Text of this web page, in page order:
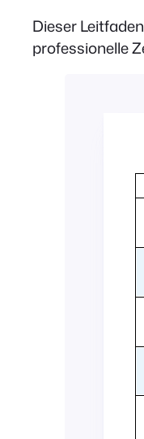
Dieser
professionelle